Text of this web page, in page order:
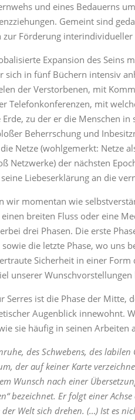
und eines Bedauerns
Gemeint sind
zur Förderung interindividueller
Expansion des
sich in fünf Büchern intensiv
der Verstorbenen, mit
Telefonkonferenzen, mit
zu der er die Menschen
Beherrschung und
Netze (wohlgemerkt: Netze
Netzwerke) der nächsten
Liebeserklärung an die
wir momentan wie
breiten Fluss oder eine
drei Phasen. Die erste
die letzte Phase, wo uns
Sicherheit in einer
unserer Wunschvorstellungen
Serres ist die Phase der Mitte,
Augenblick innewohnt.
sie häufig in seinen
des Schwebens, des
der auf keiner Karte
Wunsch nach einer
bezeichnet. Er folgt einer
Welt sich drehen. (…) Ist es